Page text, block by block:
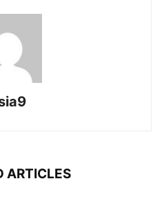
ARTICLES